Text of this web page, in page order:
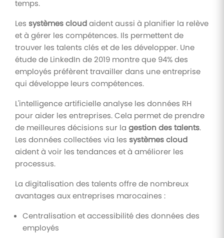
temps.
Les systèmes cloudaident aussi à planifier la relève
et à gérer les compétences. Ils permettent de
trouver les talents clés et de les développer. Une
étude de LinkedIn de 2019 montre que 94% des
employés préfèrent travailler dans une entreprise
qui développe leurs compétences.
L'intelligence artificielle analyse les données RH
pour aider les entreprises. Cela permet de prendre
de meilleures décisions sur la gestion des talents.
Les données collectées via les systèmes cloud
aident à voir les tendances et à améliorer les
processus.
La digitalisation des talents offre de nombreux
avantages aux entreprises marocaines :
Centralisation et accessibilité des données des
employés